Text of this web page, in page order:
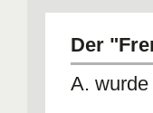
Der
A.